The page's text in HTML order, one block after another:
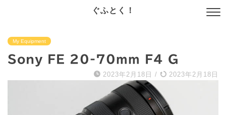
ぐふとく！
My Equipment
Sony FE 20-70mm F4 G
2023年2月18日 / 2023年2月18日